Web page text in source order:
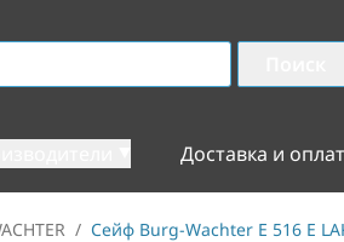
Доставка и
/ Сейф Burg-Wachter E 516 E